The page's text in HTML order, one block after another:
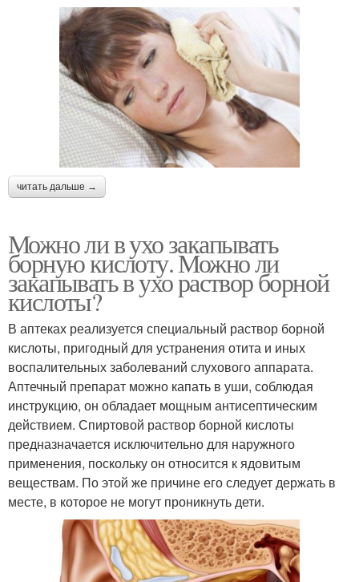
читать дальше →
Можно ли в ухо закапывать
борную кислоту. Можно ли
закапывать в ухо раствор борной
кислоты?
В аптеках реализуется специальный раствор борной
кислоты, пригодный для устранения отита и иных
воспалительных заболеваний слухового аппарата.
Аптечный препарат можно капать в уши, соблюдая
инструкцию, он обладает мощным антисептическим
действием. Спиртовой раствор борной кислоты
предназначается исключительно для наружного
применения, поскольку он относится к ядовитым
веществам. По этой же причине его следует держать в
месте, в которое не могут проникнуть дети.